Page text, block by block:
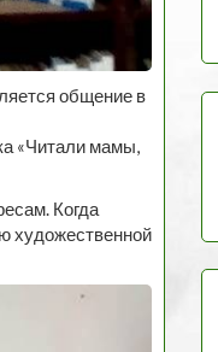
общение в
«Читали мамы,
Когда
художественной